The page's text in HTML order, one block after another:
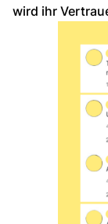
wird ihr